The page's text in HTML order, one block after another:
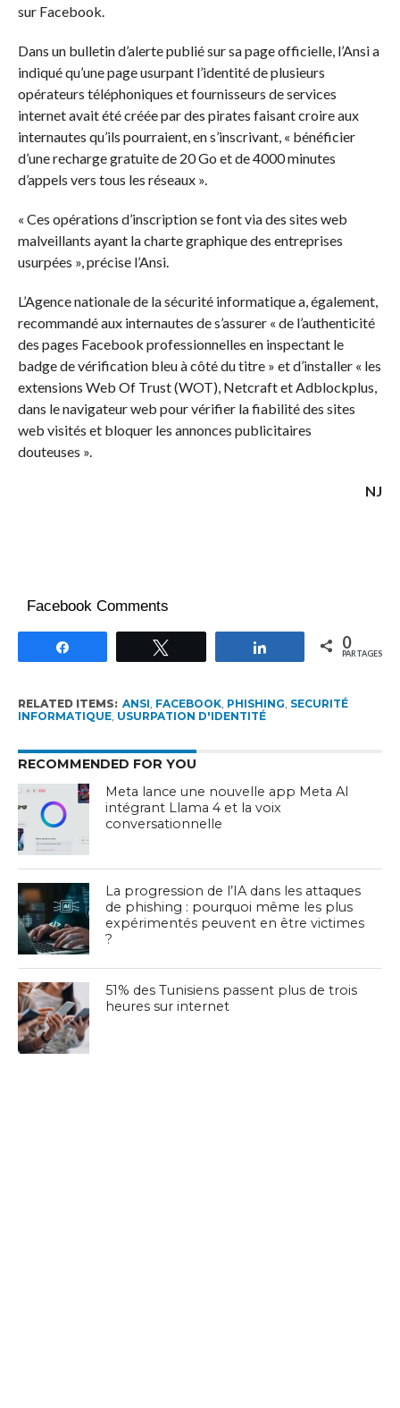
sur Facebook.
Dans un bulletin d’alerte publié sur sa page officielle, l’Ansi a
indiqué qu’une page usurpant l’identité de plusieurs
opérateurs téléphoniques et fournisseurs de services
internet avait été créée par des pirates faisant croire aux
internautes qu’ils pourraient, en s’inscrivant, « bénéficier
d’une recharge gratuite de 20 Go et de 4000 minutes
d’appels vers tous les réseaux ».
« Ces opérations d’inscription se font via des sites web
malveillants ayant la charte graphique des entreprises
usurpées », précise l’Ansi.
L’Agence nationale de la sécurité informatique a, également,
recommandé aux internautes de s’assurer « de l’authenticité
des pages Facebook professionnelles en inspectant le
badge de vérification bleu à côté du titre » et d’installer « les
extensions Web Of Trust (WOT), Netcraft et Adblockplus,
dans le navigateur web pour vérifier la fiabilité des sites
web visités et bloquer les annonces publicitaires
douteuses ».
NJ
Facebook Comments
Partagez 0
PARTAGES
RELATED ITEMS: ANSI, FACEBOOK, PHISHING, SECURITÉ
INFORMATIQUE, USURPATION D'IDENTITÉ
RECOMMENDED FOR YOU
Meta lance une nouvelle app Meta AI
intégrant Llama 4 et la voix
conversationnelle
La progression de l’IA dans les attaques
de phishing : pourquoi même les plus
expérimentés peuvent en être victimes
?
51% des Tunisiens passent plus de trois
heures sur internet